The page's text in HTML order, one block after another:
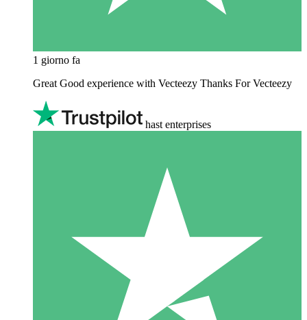
1 giorno fa
Great Good experience with Vecteezy Thanks For Vecteezy
hast enterprises